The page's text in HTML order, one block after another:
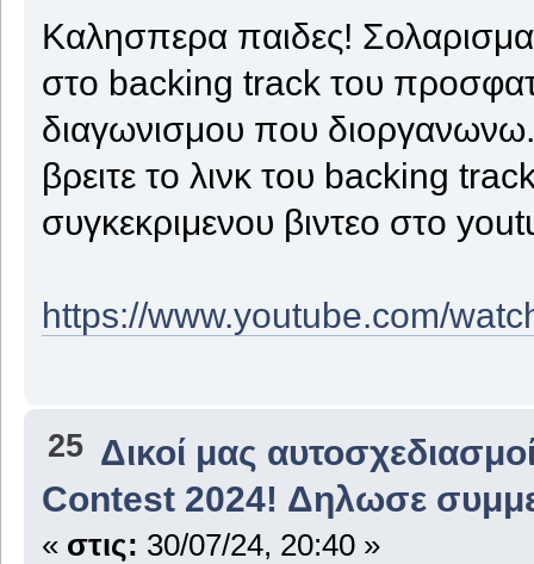
Καλησπερα παιδες!
στο backing track του
διαγωνισμου που
βρειτε το λινκ του backing
συγκεκριμενου βιντεο στο
https://www.youtube.com/
25 Δικοί μας
Contest 2024! Δηλωσε
« στις: 30/07/24, 20:40 »